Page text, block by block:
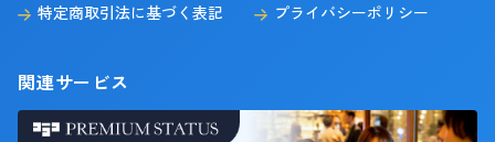
特定商取引法に基づく表記
プライバシーポリシー
関連サービス